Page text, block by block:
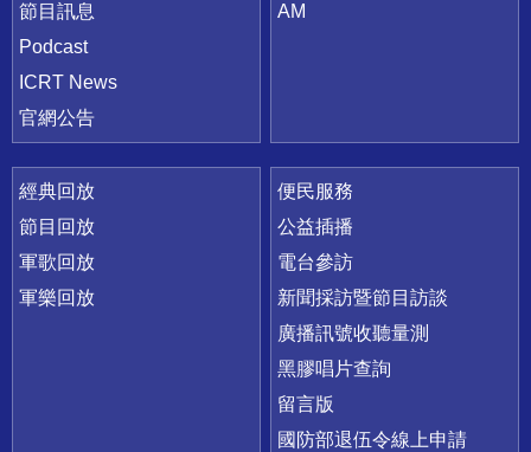
節目訊息
Podcast
ICRT News
官網公告
AM
經典回放
節目回放
軍歌回放
軍樂回放
便民服務
公益插播
電台參訪
新聞採訪暨節目訪談
廣播訊號收聽量測
黑膠唱片查詢
留言版
國防部退伍令線上申請